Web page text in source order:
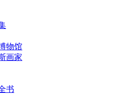
物馆
画家
书